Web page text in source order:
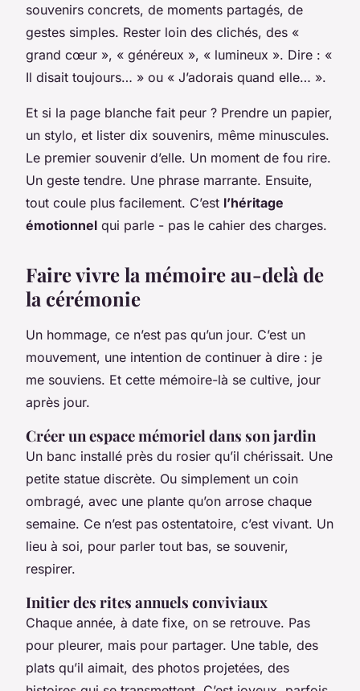
souvenirs concrets, de moments partagés, de
gestes simples. Rester loin des clichés, des «
grand cœur », « généreux », « lumineux ». Dire : «
Il disait toujours… » ou « J’adorais quand elle… ».
Et si la page blanche fait peur ? Prendre un papier,
un stylo, et lister dix souvenirs, même minuscules.
Le premier souvenir d’elle. Un moment de fou rire.
Un geste tendre. Une phrase marrante. Ensuite,
tout coule plus facilement. C’est l’héritage
émotionnel qui parle - pas le cahier des charges.
Faire vivre la mémoire au-delà de
la cérémonie
Un hommage, ce n’est pas qu’un jour. C’est un
mouvement, une intention de continuer à dire : je
me souviens. Et cette mémoire-là se cultive, jour
après jour.
Créer un espace mémoriel dans son jardin
Un banc installé près du rosier qu’il chérissait. Une
petite statue discrète. Ou simplement un coin
ombragé, avec une plante qu’on arrose chaque
semaine. Ce n’est pas ostentatoire, c’est vivant. Un
lieu à soi, pour parler tout bas, se souvenir,
respirer.
Initier des rites annuels conviviaux
Chaque année, à date fixe, on se retrouve. Pas
pour pleurer, mais pour partager. Une table, des
plats qu’il aimait, des photos projetées, des